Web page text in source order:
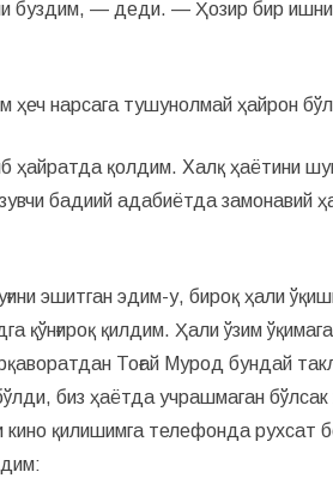
буздим, — деди. — Ҳозир бир ишни
нарсага тушунолмай ҳайрон
ҳайратда қолдим. Халқ ҳаётини
бадиий адабиётда замонавий
эшитган эдим-у,­­ бироқ ҳали
қўнғироқ қилдим. Ҳали ўзим
Тоғай Мурод бундай
биз ҳаётда учрашмаган
кино қилишимга телефонда рухсат